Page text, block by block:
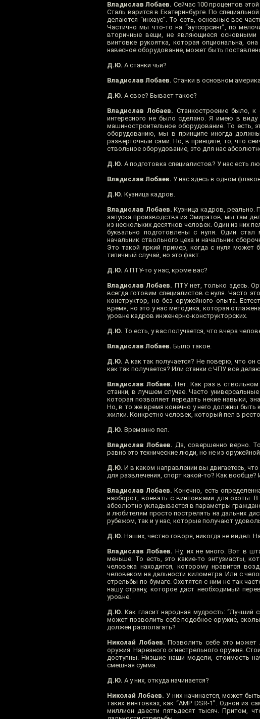
Владислав Лобаев. Сейчас 100 процентов
Сталь варится в Екатеринбурге. По
делаются “инхаус”. То есть, основные все
Частично мы что-то на “аутсорсинг”, по
вторичные вещи, не являющиеся основными
винтовке рукоятка, которая опциональна,
навесное оборудование, может быть
Д.Ю. А станки чьи?
Владислав Лобаев. Станки в основном
Д.Ю. А свое? Бывает такое?
Владислав Лобаев. Станкостроение было, к
интересного не было сделано. Я имею в
машиностроительное оборудование. То есть,
оборудованию, мы в принципе иногда
разверточный сами. Но, в принципе, то, что
ствольное оборудование, это для нас
Д.Ю. А подготовка специалистов? У нас есть
Владислав Лобаев. У нас здесь в одном
Д.Ю. Кузница кадров.
Владислав Лобаев. Кузница кадров, реально.
запуска производства из Эмиратов, мы там
из нескольких десятков человек. Один из них
буквально подготовлены с нуля. Один стал
начальник ствольного цеха и начальник
Это такой яркий пример, когда с нуля может
типичный случай, но это факт.
Д.Ю. А ПТУ-то у нас, кроме вас?
Владислав Лобаев. ПТУ нет, только здесь.
всегда готовим специалистов с нуля. Часто
конструктор, но без оружейного опыта.
время, но это у нас методика, которая
уровне кадров инженерно-конструкторских.
Д.Ю. То есть, у вас получается, что вчера
Владислав Лобаев. Было такое.
Д.Ю. А как так получается? Не поверю, что он
как так получается? Или станки с ЧПУ все
Владислав Лобаев. Нет. Как раз в
станки, в лучшем случае. Часто
которая позволяет передать некие навыки,
Но, в то же время конечно у него должны быть
жилки. Конкретно человек, который пел в
Д.Ю. Временно пел.
Владислав Лобаев. Да, совершенно верно.
равно это технические люди, но не из
Д.Ю. И в каком направлении вы двигаетесь,
для развлечения, спорт какой-то? Как вообще?
Владислав Лобаев. Конечно, есть
наоборот, воевать с винтовками для охоты.
абсолютно укладывается в параметры
и любителям просто пострелять на дальних
рубежом, так и у нас, которые получают
Д.Ю. Наших, честно говоря, никогда не видел.
Владислав Лобаев. Ну, их не много. Вот в
меньше. То есть, это какие-то энтузиасты,
человека находится, которому нравится
человеком на дальности километра. Или с
стрельбы по бумаге. Охотятся с ним не так
нашу страну, которое даст необходимый
уровне.
Д.Ю. Как гласит народная мудрость: “Лучший
может позволить себе подобное оружие,
должен располагать?
Николай Лобаев. Позволить себе это может
оружия. Нарезного огнестрельного оружия.
доступны. Низшие наши модели, стоимость
смешная сумма.
Д.Ю. А у них, откуда начинается?
Николай Лобаев. У них начинается, может
таких винтовках, как “AMP DSR-1”. Одной из
миллион двести пятьдесят тысяч. Притом,